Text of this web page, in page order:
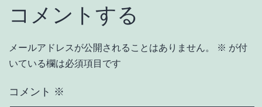
コメントする
メールアドレスが公開されることはありません。 ※ が付
いている欄は必須項目です
コメント ※